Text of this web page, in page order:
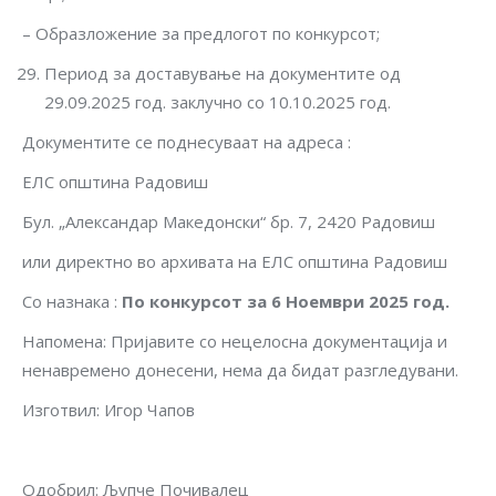
– Образложение за предлогот по конкурсот;
Период за доставување на документите од
29.09.2025 год. заклучно со 10.10.2025 год.
Документите се поднесуваат на адреса :
ЕЛС општина Радовиш
Бул. „Александар Македонски“ бр. 7, 2420 Радовиш
или директно во архивата на ЕЛС општина Радовиш
Со назнака : По конкурсот за 6 Ноември 2025 год.
Напомена: Пријавите со нецелосна документација и
ненавремено донесени, нема да бидат разгледувани.
Изготвил: Игор Чапов
Одобрил: Љупче Почивалец